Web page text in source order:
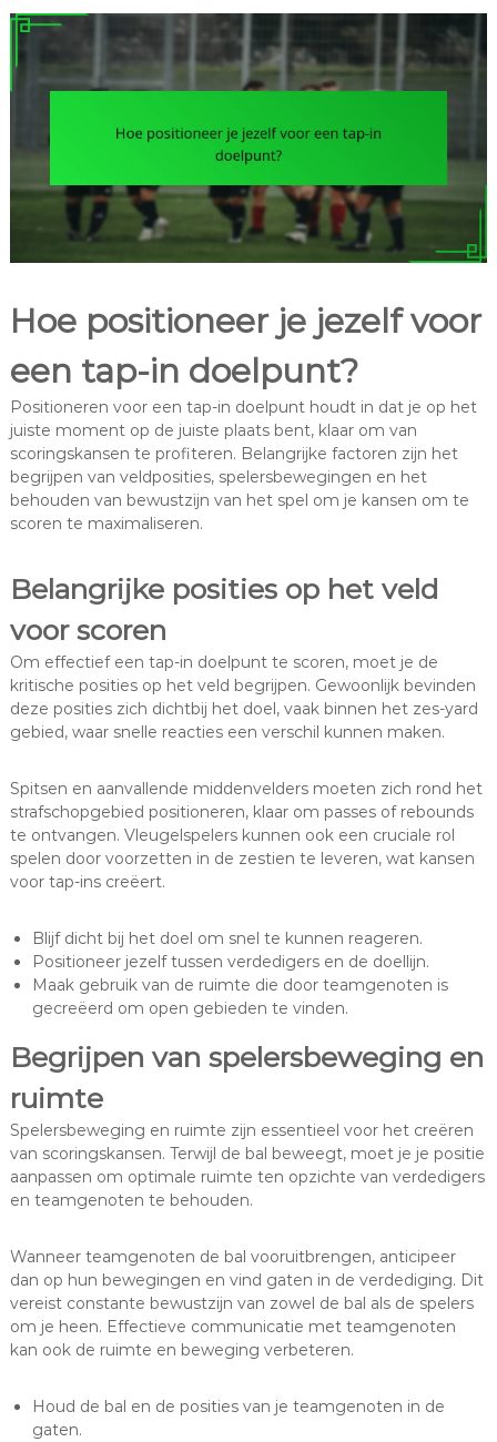
Hoe positioneer je jezelf voor
een tap-in doelpunt?
Positioneren voor een tap-in doelpunt houdt in dat je op het
juiste moment op de juiste plaats bent, klaar om van
scoringskansen te profiteren. Belangrijke factoren zijn het
begrijpen van veldposities, spelersbewegingen en het
behouden van bewustzijn van het spel om je kansen om te
scoren te maximaliseren.
Belangrijke posities op het veld
voor scoren
Om effectief een tap-in doelpunt te scoren, moet je de
kritische posities op het veld begrijpen. Gewoonlijk bevinden
deze posities zich dichtbij het doel, vaak binnen het zes-yard
gebied, waar snelle reacties een verschil kunnen maken.
Spitsen en aanvallende middenvelders moeten zich rond het
strafschopgebied positioneren, klaar om passes of rebounds
te ontvangen. Vleugelspelers kunnen ook een cruciale rol
spelen door voorzetten in de zestien te leveren, wat kansen
voor tap-ins creëert.
Blijf dicht bij het doel om snel te kunnen reageren.
Positioneer jezelf tussen verdedigers en de doellijn.
Maak gebruik van de ruimte die door teamgenoten is
gecreëerd om open gebieden te vinden.
Begrijpen van spelersbeweging en
ruimte
Spelersbeweging en ruimte zijn essentieel voor het creëren
van scoringskansen. Terwijl de bal beweegt, moet je je positie
aanpassen om optimale ruimte ten opzichte van verdedigers
en teamgenoten te behouden.
Wanneer teamgenoten de bal vooruitbrengen, anticipeer
dan op hun bewegingen en vind gaten in de verdediging. Dit
vereist constante bewustzijn van zowel de bal als de spelers
om je heen. Effectieve communicatie met teamgenoten
kan ook de ruimte en beweging verbeteren.
Houd de bal en de posities van je teamgenoten in de
gaten.